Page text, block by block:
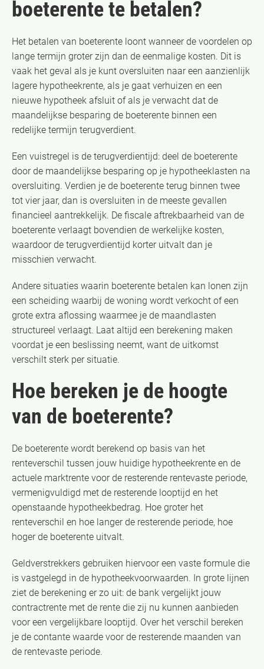
boeterente te betalen?
Het betalen van boeterente loont wanneer de voordelen op
lange termijn groter zijn dan de eenmalige kosten. Dit is
vaak het geval als je kunt oversluiten naar een aanzienlijk
lagere hypotheekrente, als je gaat verhuizen en een
nieuwe hypotheek afsluit of als je verwacht dat de
maandelijkse besparing de boeterente binnen een
redelijke termijn terugverdient.
Een vuistregel is de terugverdientijd: deel de boeterente
door de maandelijkse besparing op je hypotheeklasten na
oversluiting. Verdien je de boeterente terug binnen twee
tot vier jaar, dan is oversluiten in de meeste gevallen
financieel aantrekkelijk. De fiscale aftrekbaarheid van de
boeterente verlaagt bovendien de werkelijke kosten,
waardoor de terugverdientijd korter uitvalt dan je
misschien verwacht.
Andere situaties waarin boeterente betalen kan lonen zijn
een scheiding waarbij de woning wordt verkocht of een
grote extra aflossing waarmee je de maandlasten
structureel verlaagt. Laat altijd een berekening maken
voordat je een beslissing neemt, want de uitkomst
verschilt sterk per situatie.
Hoe bereken je de hoogte
van de boeterente?
De boeterente wordt berekend op basis van het
renteverschil tussen jouw huidige hypotheekrente en de
actuele marktrente voor de resterende rentevaste periode,
vermenigvuldigd met de resterende looptijd en het
openstaande hypotheekbedrag. Hoe groter het
renteverschil en hoe langer de resterende periode, hoe
hoger de boeterente uitvalt.
Geldverstrekkers gebruiken hiervoor een vaste formule die
is vastgelegd in de hypotheekvoorwaarden. In grote lijnen
ziet de berekening er zo uit: de bank vergelijkt jouw
contractrente met de rente die zij nu kunnen aanbieden
voor een vergelijkbare looptijd. Over het verschil bereken
je de contante waarde voor de resterende maanden van
de rentevaste periode.